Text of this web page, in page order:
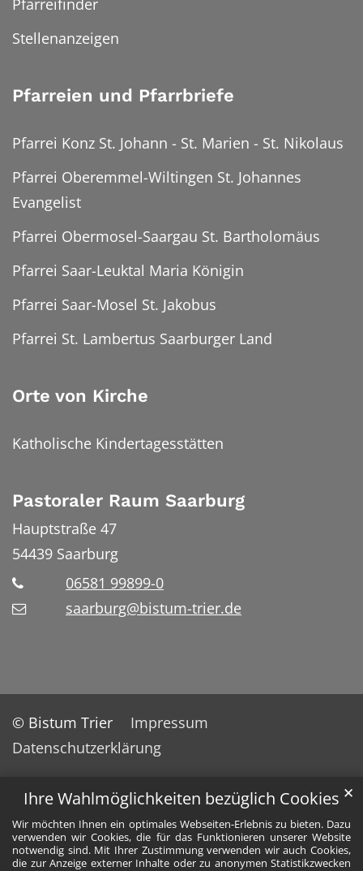
Ihre Wahlmöglichkeiten bezüglich Cookies
Wir möchten Ihnen ein optimales Webseiten-Erlebnis zu bieten. Dazu
verwenden wir Cookies, die für das Funktionieren unserer Website
notwendig sind. Mit Ihrer Zustimmung verwenden wir auch Cookies,
die zur Anzeige externer Inhalte oder zu anonymen Statistikzwecken
✕
Pfarreifinder
Stellenanzeigen
Pfarreien und Pfarrbriefe
Pfarrei Konz St. Johann - St. Marien - St. Nikolaus
Pfarrei Oberemmel-Wiltingen St. Johannes
Evangelist
Pfarrei Obermosel-Saargau St. Bartholomäus
Pfarrei Saar-Leuktal Maria Königin
Pfarrei Saar-Mosel St. Jakobus
Pfarrei St. Lambertus Saarburger Land
Orte von Kirche
Katholische Kindertagesstätten
Pastoraler Raum Saarburg
Hauptstraße 47
54439 Saarburg
06581 99899-0
saarburg@bistum-trier.de
© Bistum Trier
Impressum
Datenschutzerklärung